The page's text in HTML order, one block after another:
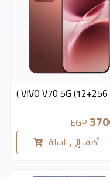
VIVO V70 5G (12+256
EGP
أضف إلى السلة